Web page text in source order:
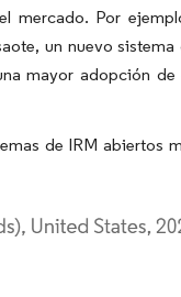
mercado. Por
un nuevo
mayor adopción de
de IRM abiertos